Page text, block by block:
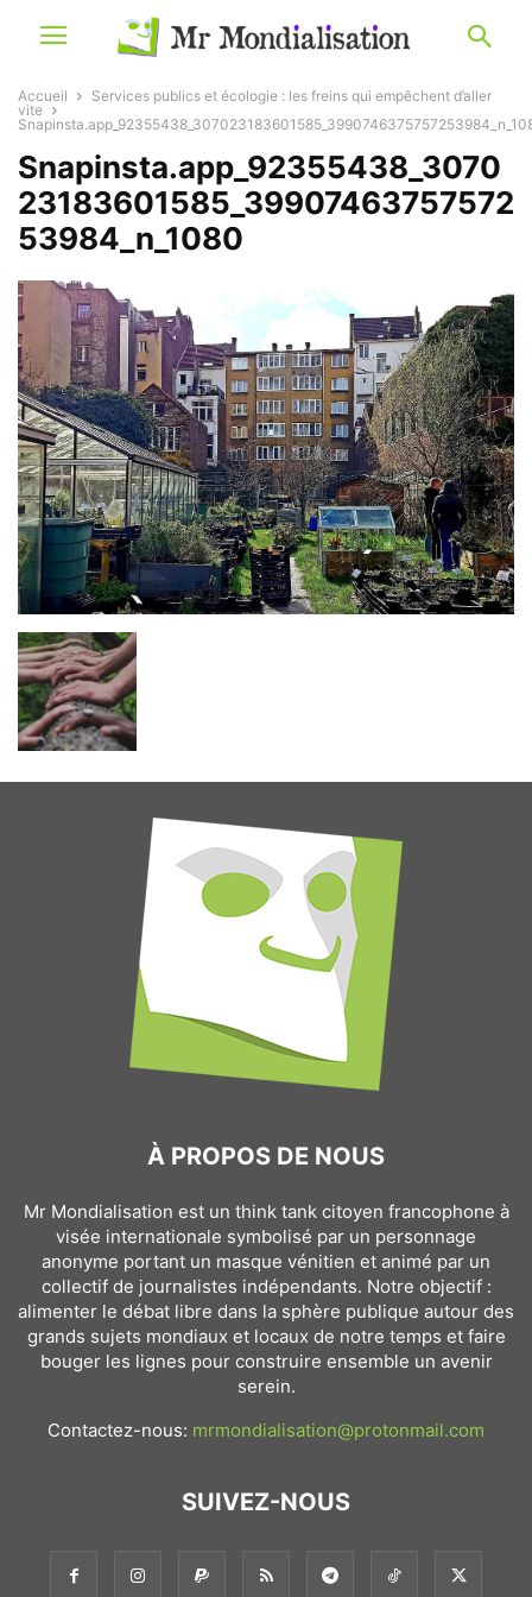
Accueil
Services publics et écologie : les freins qui empêchent d’aller
vite
Snapinsta.app_92355438_3070
23183601585_39907463757572
53984_n_1080
À PROPOS DE NOUS
Mr Mondialisation est un think tank citoyen francophone à
visée internationale symbolisé par un personnage
anonyme portant un masque vénitien et animé par un
collectif de journalistes indépendants. Notre objectif :
alimenter le débat libre dans la sphère publique autour des
grands sujets mondiaux et locaux de notre temps et faire
bouger les lignes pour construire ensemble un avenir
serein.
Contactez-nous: mrmondialisation@protonmail.com
SUIVEZ-NOUS